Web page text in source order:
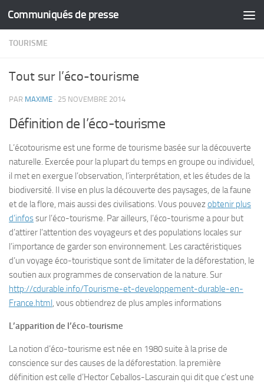
Skip to content
Communiqués de presse
TOURISME
Tout sur l’éco-tourisme
PAR MAXIME · 25 NOVEMBRE 2014
Définition de l’éco-tourisme
L’écotourisme est une forme de tourisme basée sur la découverte
naturelle. Exercée pour la plupart du temps en groupe ou individuel,
il met en exergue l’observation, l’interprétation, et les études de la
biodiversité. Il vise en plus la découverte des paysages, de la faune
et de la flore, mais aussi des civilisations. Vous pouvezobtenir plus
d’infossur l’éco-tourisme. Par ailleurs, l’éco-tourisme a pour but
d’attirer l’attention des voyageurs et des populations locales sur
l’importance de garder son environnement. Les caractéristiques
d’un voyage éco-touristique sont de limitater de la déforestation, le
soutien aux programmes de conservation de la nature. Sur
http://cdurable.info/Tourisme-et-developpement-durable-en-
France.html, vous obtiendrez de plus amples informations
L’apparition de l’éco-tourisme
La notion d’éco-tourisme est née en 1980 suite à la prise de
conscience sur des causes de la déforestation. la première
définition est celle d’Hector Ceballos-Lascurain qui dit que c’est une